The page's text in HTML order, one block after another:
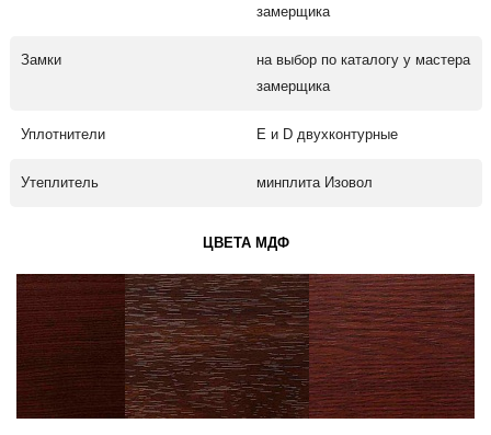
замерщика
Замки
на выбор по каталогу у мастера
замерщика
Уплотнители Е и D двухконтурные
Утеплитель минплита Изовол
ЦВЕТА МДФ